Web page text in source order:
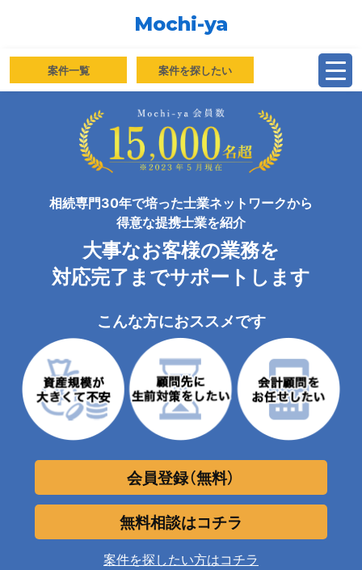
Mochi-ya
案件一覧 案件を探したい
相続専門30年で培った士業ネットワークから
得意な提携士業を紹介
大事なお客様の業務を
対応完了までサポートします
こんな方におススメです
会員登録（無料）
無料相談はコチラ
案件を探したい方はコチラ